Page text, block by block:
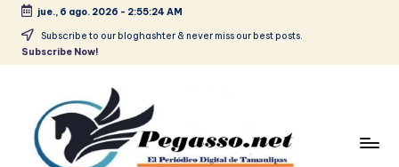
Saltar
jue., 6 ago. 2026 - 2:55:25 AM
Subscribe to our bloghashter & never miss our best posts.
Subscribe Now!